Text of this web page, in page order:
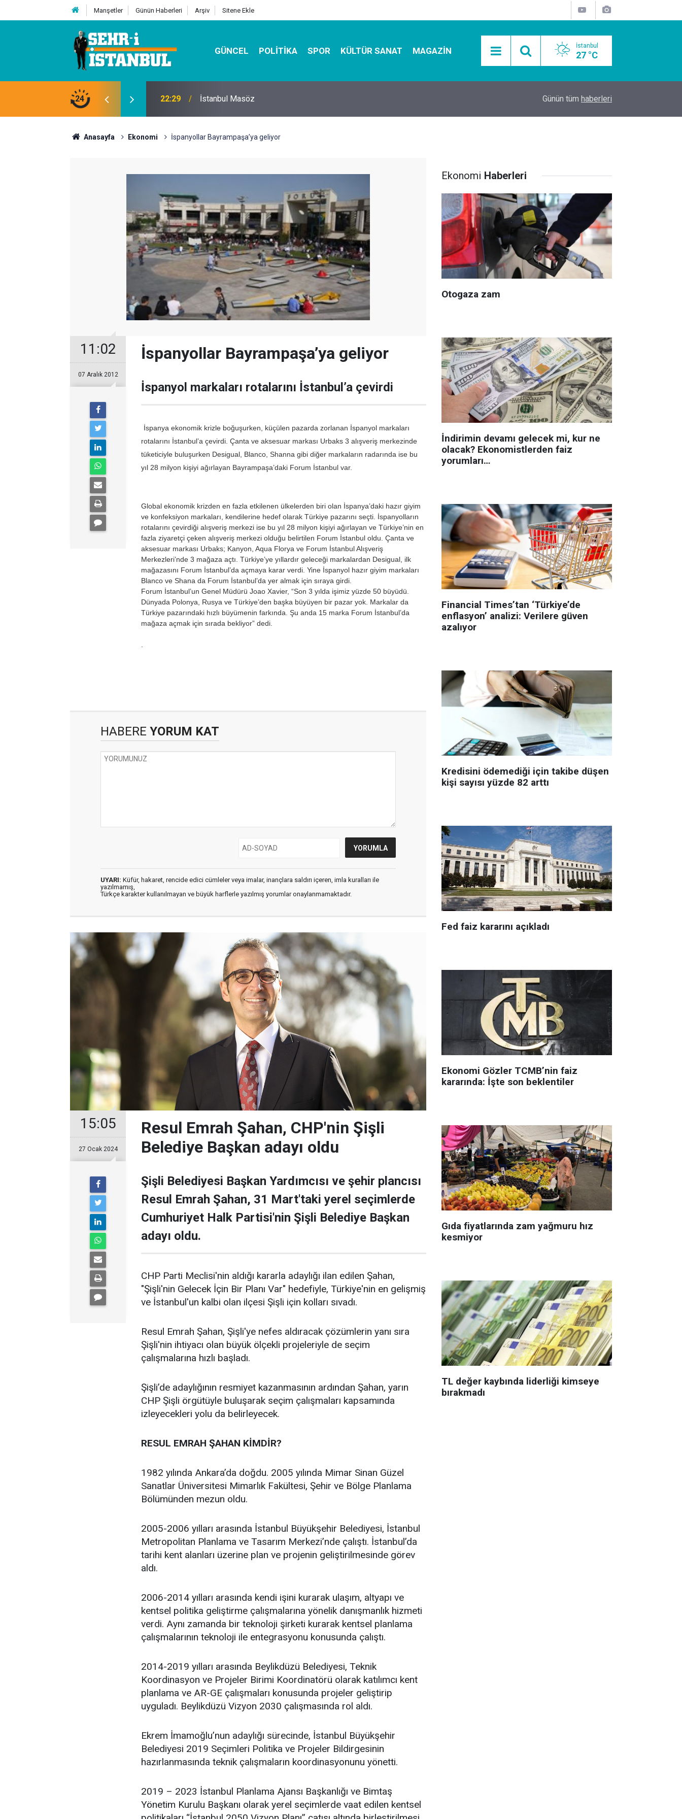
Manşetler Günün Haberleri Arşiv Sitene Ekle
GÜNCEL POLITIKA SPOR KÜLTÜR SANAT MAGAZIN İstanbul
27 °C
24 07:32 Kutu Sihirbazı ile Estetik, Dayanıklı ve Çevre Dostu Ambalaj Mobil Araçlarla Hayır Lokması Dağıtımının
Günün tüm haberleri
Anasayfa Ekonomi İspanyollar Bayrampaşa’ya geliyor
11:02
07 Aralık 2012
İspanyollar Bayrampaşa’ya geliyor
İspanyol markaları rotalarını İstanbul’a çevirdi
İspanya ekonomik krizle boğuşurken, küçülen pazarda zorlanan İspanyol markaları
rotalarını İstanbul’a çevirdi. Çanta ve aksesuar markası Urbaks 3 alışveriş merkezinde
tüketiciyle buluşurken Desigual, Blanco, Shanna gibi diğer markaların radarında ise bu
yıl 28 milyon kişiyi ağırlayan Bayrampaşa’daki Forum İstanbul var.
Global ekonomik krizden en fazla etkilenen ülkelerden biri olan İspanya’daki hazır giyim
ve konfeksiyon markaları, kendilerine hedef olarak Türkiye pazarını seçti. İspanyolların
rotalarını çevirdiği alışveriş merkezi ise bu yıl 28 milyon kişiyi ağırlayan ve Türkiye’nin en
fazla ziyaretçi çeken alışveriş merkezi olduğu belirtilen Forum İstanbul oldu. Çanta ve
aksesuar markası Urbaks; Kanyon, Aqua Florya ve Forum İstanbul Alışveriş
Merkezleri’nde 3 mağaza açtı. Türkiye’ye yıllardır geleceği markalardan Desigual, ilk
mağazasını Forum İstanbul’da açmaya karar verdi. Yine İspanyol hazır giyim markaları
Blanco ve Shana da Forum İstanbul’da yer almak için sıraya girdi.
Forum İstanbul’un Genel Müdürü Joao Xavier, “Son 3 yılda işimiz yüzde 50 büyüdü.
Dünyada Polonya, Rusya ve Türkiye’den başka büyüyen bir pazar yok. Markalar da
Türkiye pazarındaki hızlı büyümenin farkında. Şu anda 15 marka Forum İstanbul’da
mağaza açmak için sırada bekliyor” dedi.
HABERE YORUM KAT
UYARI: Küfür, hakaret, rencide edici cümleler veya imalar, inançlara saldırı içeren, imla kuralları ile
yazılmamış,
Türkçe karakter kullanılmayan ve büyük harflerle yazılmış yorumlar onaylanmamaktadır.
15:05
27 Ocak 2024
Resul Emrah Şahan, CHP'nin Şişli
Belediye Başkan adayı oldu
Şişli Belediyesi Başkan Yardımcısı ve şehir plancısı
Resul Emrah Şahan, 31 Mart'taki yerel seçimlerde
Cumhuriyet Halk Partisi'nin Şişli Belediye Başkan
adayı oldu.
CHP Parti Meclisi'nin aldığı kararla adaylığı ilan edilen Şahan,
"Şişli'nin Gelecek İçin Bir Planı Var" hedefiyle, Türkiye'nin en gelişmiş
ve İstanbul'un kalbi olan ilçesi Şişli için kolları sıvadı.
Resul Emrah Şahan, Şişli'ye nefes aldıracak çözümlerin yanı sıra
Şişli'nin ihtiyacı olan büyük ölçekli projeleriyle de seçim
çalışmalarına hızlı başladı.
Şişli’de adaylığının resmiyet kazanmasının ardından Şahan, yarın
CHP Şişli örgütüyle buluşarak seçim çalışmaları kapsamında
izleyecekleri yolu da belirleyecek.
RESUL EMRAH ŞAHAN KİMDİR?
1982 yılında Ankara’da doğdu. 2005 yılında Mimar Sinan Güzel
Sanatlar Üniversitesi Mimarlık Fakültesi, Şehir ve Bölge Planlama
Bölümünden mezun oldu.
2005-2006 yılları arasında İstanbul Büyükşehir Belediyesi, İstanbul
Metropolitan Planlama ve Tasarım Merkezi’nde çalıştı. İstanbul’da
tarihi kent alanları üzerine plan ve projenin geliştirilmesinde görev
aldı.
2006-2014 yılları arasında kendi işini kurarak ulaşım, altyapı ve
kentsel politika geliştirme çalışmalarına yönelik danışmanlık hizmeti
verdi. Aynı zamanda bir teknoloji şirketi kurarak kentsel planlama
çalışmalarının teknoloji ile entegrasyonu konusunda çalıştı.
2014-2019 yılları arasında Beylikdüzü Belediyesi, Teknik
Koordinasyon ve Projeler Birimi Koordinatörü olarak katılımcı kent
planlama ve AR-GE çalışmaları konusunda projeler geliştirip
uyguladı. Beylikdüzü Vizyon 2030 çalışmasında rol aldı.
Ekrem İmamoğlu’nun adaylığı sürecinde, İstanbul Büyükşehir
Belediyesi 2019 Seçimleri Politika ve Projeler Bildirgesinin
hazırlanmasında teknik çalışmaların koordinasyonunu yönetti.
2019 – 2023 İstanbul Planlama Ajansı Başkanlığı ve Bimtaş
Yönetim Kurulu Başkanı olarak yerel seçimlerde vaat edilen kentsel
Ekonomi Haberleri
Otogaza zam
İndirimin devamı gelecek mi, kur ne
olacak? Ekonomistlerden faiz
yorumları…
Financial Times’tan ‘Türkiye’de
enflasyon’ analizi: Verilere güven
azalıyor
Kredisini ödemediği için takibe düşen
kişi sayısı yüzde 82 arttı
Fed faiz kararını açıkladı
Ekonomi Gözler TCMB’nin faiz
kararında: İşte son beklentiler
Gıda fiyatlarında zam yağmuru hız
kesmiyor
TL değer kaybında liderliği kimseye
bırakmadı